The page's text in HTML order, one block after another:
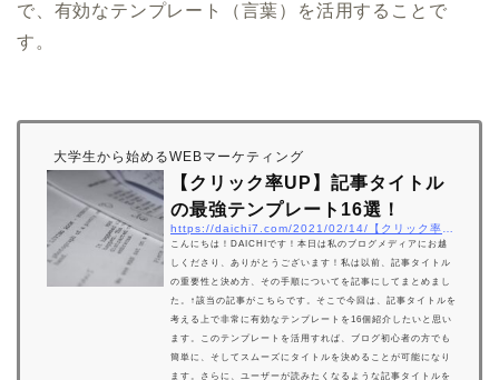
で、有効なテンプレート（言葉）を活用することで
す。
大学生から始めるWEBマーケティング
【クリック率UP】記事タイトル
の最強テンプレート16選！
こんにちは！DAICHIです！本日は私のブログメディアにお越
しくださり、ありがとうございます！私は以前、記事タイトル
の重要性と決め方、その手順についてを記事にしてまとめまし
た。↑該当の記事がこちらです。そこで今回は、記事タイトルを
考える上で非常に有効なテンプレートを16個紹介したいと思い
ます。このテンプレートを活用すれば、ブログ初心者の方でも
簡単に、そしてスムーズにタイトルを決めることが可能になり
ます。さらに、ユーザーが読みたくなるような記事タイトルを